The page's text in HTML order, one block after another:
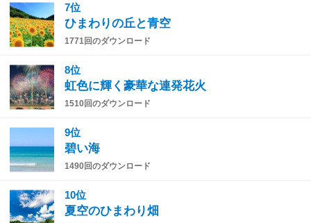
7位
ひまわりの丘と青空
1771回のダウンロード
8位
虹色に輝く豪華な連発花火
1510回のダウンロード
9位
碧い海
1490回のダウンロード
10位
夏空のひまわり畑